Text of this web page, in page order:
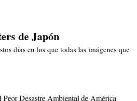
de Japón
días en los que todas las imágenes que